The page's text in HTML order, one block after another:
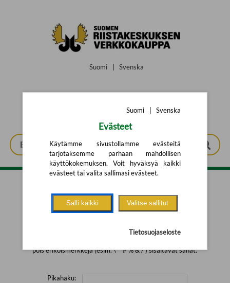
Suomi Svenska
Tarkennettu haku
pois erikoismerkkejä (esim. \' " # % & / ) sisältävät sanat.
Pikahaku:
Suomi Svenska
Evästeet
Käytämme sivustollamme evästeitä
tarjotaksemme parhaan mahdollisen
käyttökokemuksen. Voit hyväksyä kaikki
evästeet tai valita sallimasi evästeet.
Salli kaikki Valitse sallitut
Tietosuojaseloste